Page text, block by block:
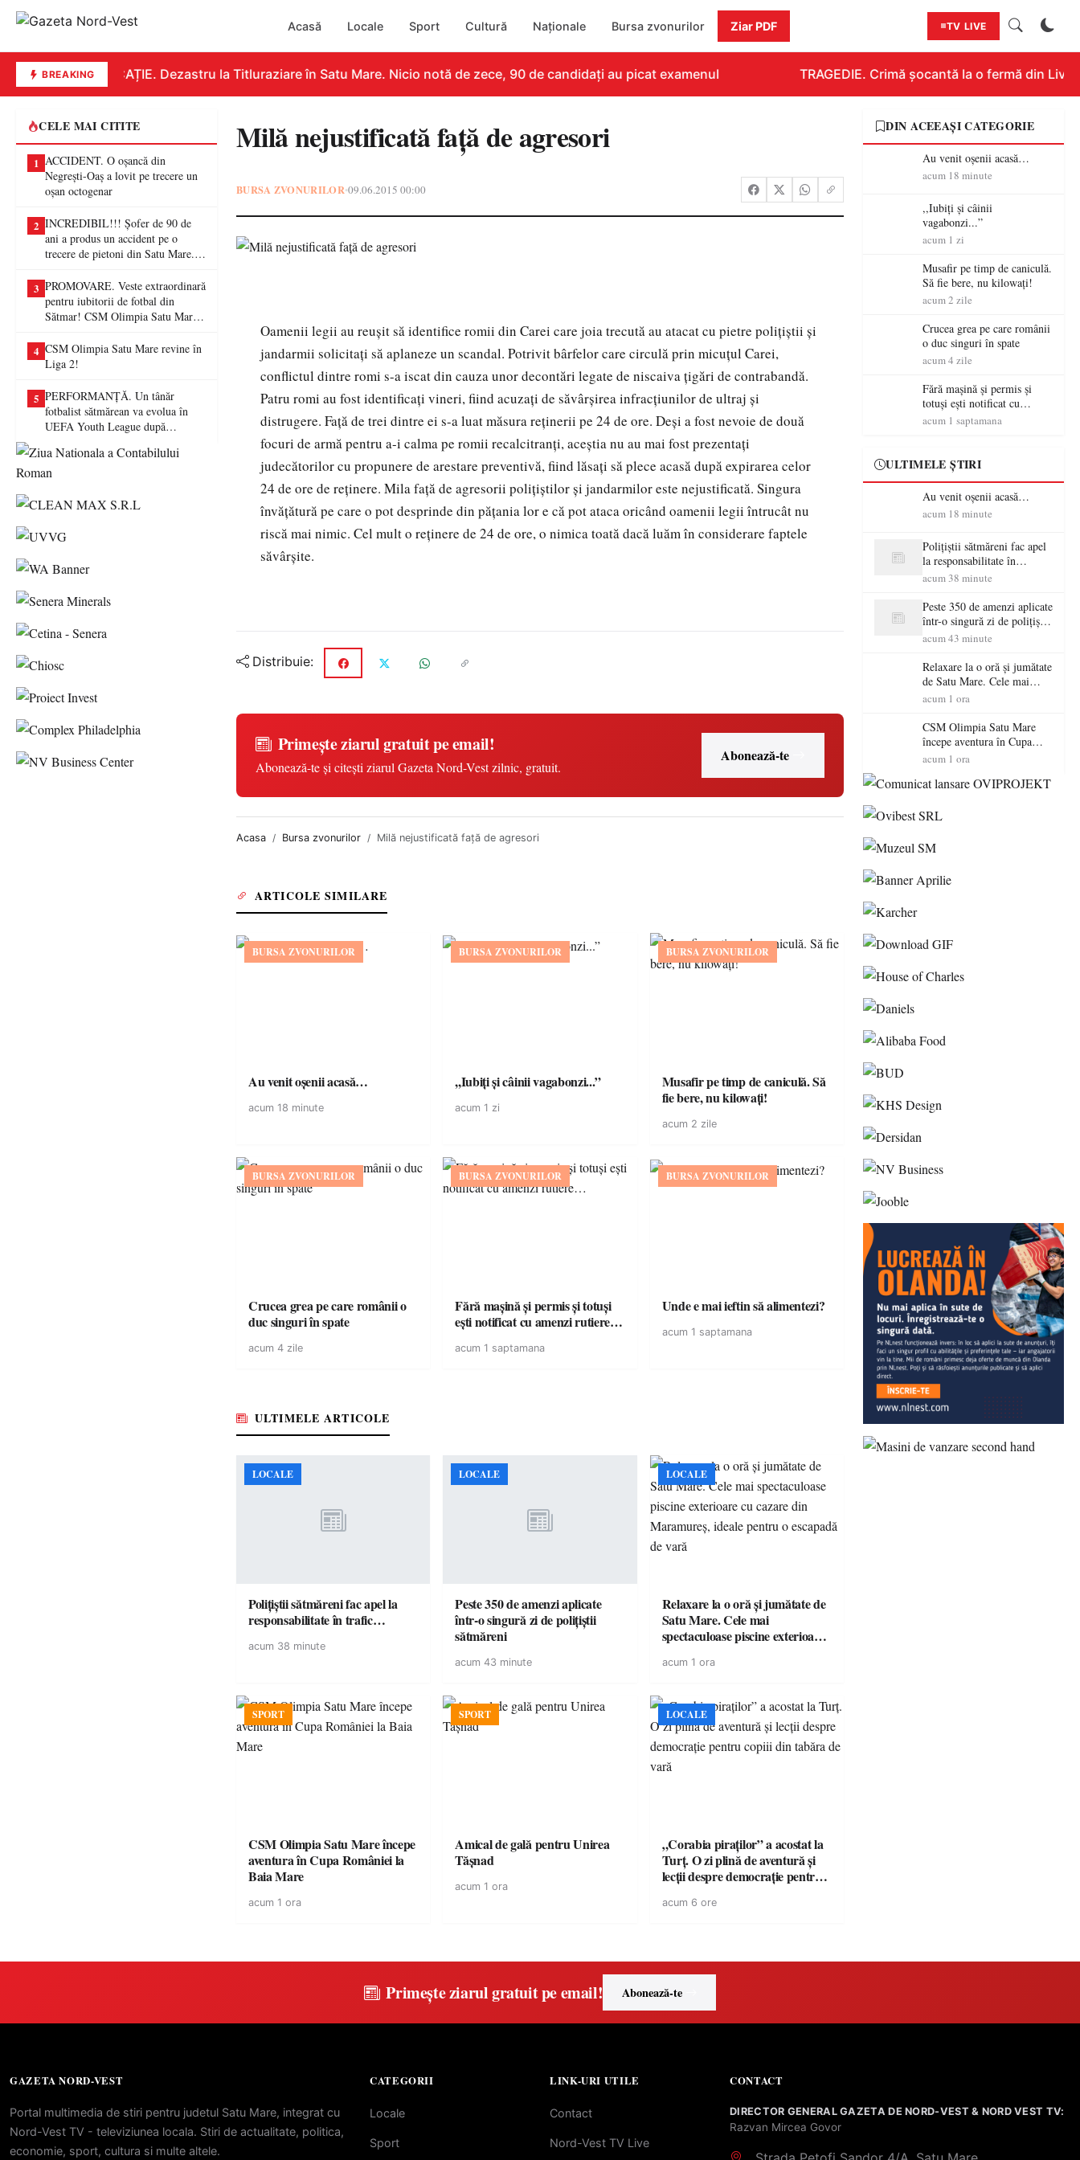
Acasă Locale Sport Cultură Naționale Bursa zvonurilor Ziar PDF TV LIVE
BREAKINGEDUCAȚIE. Dezastru la Titluraziare în Satu Mare. Nicio notă de zece, 90 de candidați au picat examenul TRAGEDIE. Crimă șocantă la o fermă din
CELE MAI CITITE
1 ACCIDENT. O oșancă din
Negrești-Oaș a lovit pe trecere un
oșan octogenar
2 INCREDIBIL!!! Șofer de 90 de
ani a produs un accident pe o
trecere de pietoni din Satu Mare. O
3 PROMOVARE. Veste extraordinară
pentru iubitorii de fotbal din
Sătmar! CSM Olimpia Satu Mare
4 CSM Olimpia Satu Mare revine în
Liga 2!
5 PERFORMANȚĂ. Un tânăr
fotbalist sătmărean va evolua în
UEFA Youth League după
Milă nejustificată faţă de agresori
BURSA ZVONURILOR•09.06.2015 00:00
Oamenii legii au reuşit să identifice romii din Carei care joia trecută au atacat cu pietre poliţiştii şi
jandarmii solicitaţi să aplaneze un scandal. Potrivit bârfelor care circulă prin micuţul Carei,
conflictul dintre romi s-a iscat din cauza unor decontări legate de niscaiva ţigări de contrabandă.
Patru romi au fost identificaţi vineri, fiind acuzaţi de săvârşirea infracţiunilor de ultraj şi
distrugere. Faţă de trei dintre ei s-a luat măsura reţinerii pe 24 de ore. Deşi a fost nevoie de două
focuri de armă pentru a-i calma pe romii recalcitranţi, aceştia nu au mai fost prezentaţi
judecătorilor cu propunere de arestare preventivă, fiind lăsaţi să plece acasă după expirarea celor
24 de ore de reţinere. Mila faţă de agresorii poliţiştilor şi jandarmilor este nejustificată. Singura
învăţătură pe care o pot desprinde din păţania lor e că pot ataca oricând oamenii legii întrucât nu
riscă mai nimic. Cel mult o reţinere de 24 de ore, o nimica toată dacă luăm în considerare faptele
săvârşite.
Distribuie:
Primește ziarul gratuit pe email!
Abonează-te și citești ziarul Gazeta Nord-Vest zilnic, gratuit.
Abonează-te
Acasa Bursa zvonurilor Milă nejustificată faţă de agresori
ARTICOLE SIMILARE
BURSA ZVONURILOR
Au venit oșenii acasă…
acum 18 minute
BURSA ZVONURILOR
,,Iubiți și câinii vagabonzi...”
acum 1 zi
BURSA ZVONURILOR
Musafir pe timp de caniculă. Să
fie bere, nu kilowați!
acum 2 zile
BURSA ZVONURILOR
Crucea grea pe care românii o
duc singuri în spate
acum 4 zile
BURSA ZVONURILOR
Fără mașină și permis și totuși
ești notificat cu amenzi rutiere…
acum 1 saptamana
BURSA ZVONURILOR
Unde e mai ieftin să alimentezi?
acum 1 saptamana
ULTIMELE ARTICOLE
LOCALE
Polițiștii sătmăreni fac apel la
responsabilitate în trafic…
acum 38 minute
LOCALE
Peste 350 de amenzi aplicate
într-o singură zi de polițiștii
sătmăreni
acum 43 minute
LOCALE
Relaxare la o oră și jumătate de
Satu Mare. Cele mai
spectaculoase piscine exterioare
pentru o escapadă de vară
acum 1 ora
SPORT
CSM Olimpia Satu Mare începe
aventura în Cupa României la
Baia Mare
acum 1 ora
SPORT
Amical de gală pentru Unirea
Tășnad
acum 1 ora
LOCALE
„Corabia piraților” a acostat la
Turț. O zi plină de aventură și
lecții despre democrație pentru
acum 6 ore
DIN ACEEAȘI CATEGORIE
Au venit oșenii acasă…
acum 18 minute
,,Iubiți și câinii
vagabonzi...”
acum 1 zi
Musafir pe timp de caniculă.
Să fie bere, nu kilowați!
acum 2 zile
Crucea grea pe care românii
o duc singuri în spate
acum 4 zile
Fără mașină și permis și
totuși ești notificat cu
amenzi rutiere…
acum 1 saptamana
ULTIMELE ȘTIRI
Au venit oșenii acasă…
acum 18 minute
Polițiștii sătmăreni fac apel
la responsabilitate în
trafic…
acum 38 minute
Peste 350 de amenzi aplicate
într-o singură zi de polițiștii
sătmăreni
acum 43 minute
Relaxare la o oră și jumătate
de Satu Mare. Cele mai
spectaculoase piscine
Maramureș, ideale pentru o
escapadă de vară
acum 1 ora
CSM Olimpia Satu Mare
începe aventura în Cupa
României la Baia Mare
acum 1 ora
Primește ziarul gratuit pe email! Abonează-te
GAZETA NORD-VEST
Portal multimedia de stiri pentru judetul Satu Mare, integrat cu
Nord-Vest TV - televiziunea locala. Stiri de actualitate, politica,
economie, sport, cultura si multe altele.
CATEGORII
Locale
Sport
LINK-URI UTILE
Contact
Nord-Vest TV Live
CONTACT
DIRECTOR GENERAL GAZETA DE NORD-VEST & NORD VEST TV:
Razvan Mircea Govor